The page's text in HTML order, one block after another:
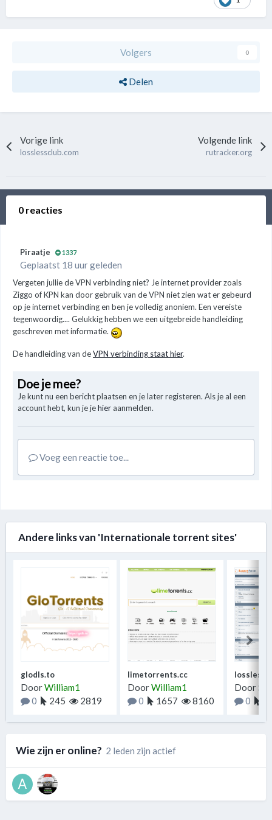
Volgers 0
Delen
Vorige link
losslessclub.com
Volgende link
rutracker.org
0 reacties
Piraatje 1337
Geplaatst 18 uur geleden
Vergeten jullie de VPN verbinding niet? Je internet provider zoals
Ziggo of KPN kan door gebruik van de VPN niet zien wat er gebeurd
op je internet verbinding en ben je volledig anoniem. Een vereiste
tegenwoordig.... Gelukkig hebben we een uitgebreide handleiding
geschreven met informatie.
De handleiding van deVPN verbinding staat hier.
Doe je mee?
Je kunt nu een bericht plaatsen en je later registeren. Als je al een
account hebt, kun je jehier aanmelden.
Voeg een reactie toe...
Andere links van 'Internationale torrent sites'
glodls.to
DoorWilliam1
0
245 2819
limetorrents.cc
DoorWilliam1
0
1657 8160
Door
0
Wie zijn er online? 2 leden zijn actief